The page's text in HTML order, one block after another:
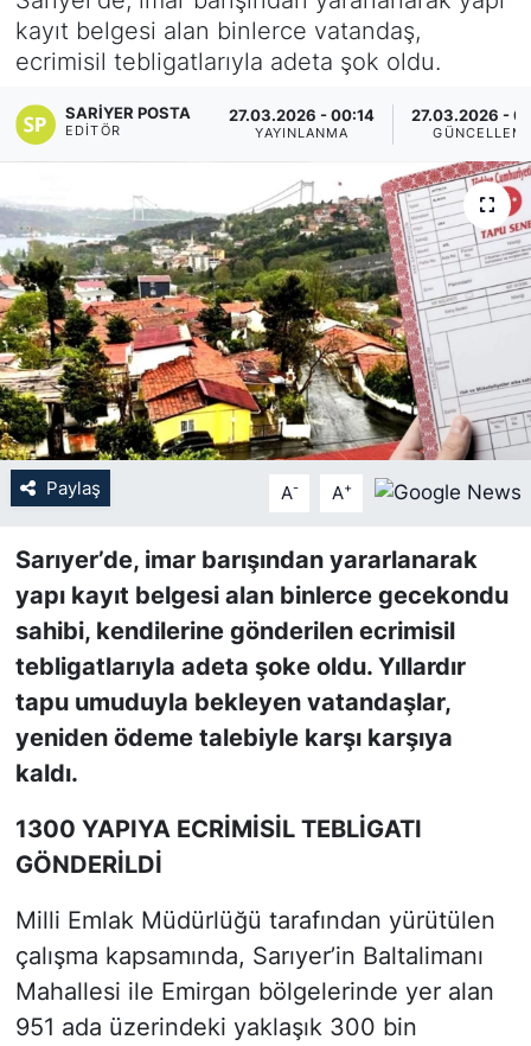
kayıt belgesi alan binlerce vatandaş,
ecrimisil tebligatlarıyla adeta şok oldu.
SARIYER POSTA
EDITÖR
27.03.2026 - 00:14
YAYINLANMA
27.03.2026 -
Paylaş A- A+
Sarıyer’de, imar barışından yararlanarak
yapı kayıt belgesi alan binlerce gecekondu
sahibi, kendilerine gönderilen ecrimisil
tebligatlarıyla adeta şoke oldu. Yıllardır
tapu umuduyla bekleyen vatandaşlar,
yeniden ödeme talebiyle karşı karşıya
kaldı.
1300 YAPIYA ECRİMİSİL TEBLİGATI
GÖNDERİLDİ
Milli Emlak Müdürlüğü tarafından yürütülen
çalışma kapsamında, Sarıyer’in Baltalimanı
Mahallesi ile Emirgan bölgelerinde yer alan
951 ada üzerindeki yaklaşık 300 bin
KÖŞE YAZILARI
KÖŞE YAZILARI (Arşiv)
KÜLTÜR SANAT
MAGAZİN
RÖPORTAJ
SAĞLIK
SARIYER HABERLERİ
SARIYER İMAR BARIŞI
SİYASET
SON DAKİKA HABERİ
SPOR
TEKNOLOJİ
TÜRKİYE VE DÜNYA GÜNDEMİ
YAŞAM